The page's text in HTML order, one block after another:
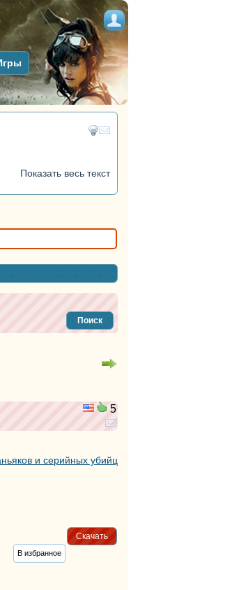
Показать весь текст
Поиск
5
и серийных убийц
Скачать
В избранное